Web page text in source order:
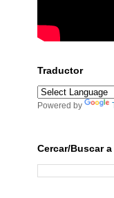
Traductor
Powered by
Cercar/Buscar